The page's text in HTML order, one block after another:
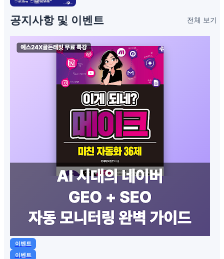
공지사항 및 이벤트 전체 보기
이벤트
이벤트